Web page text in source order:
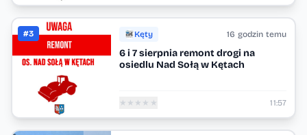
#3 Kęty 16 godzin temu
6 i 7 sierpnia remont drogi na
osiedlu Nad Sołą w Kętach
★ ★ ★ ★ ★ 11:57